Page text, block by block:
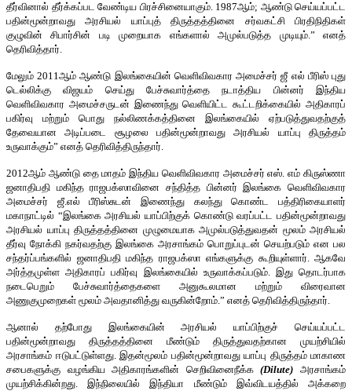
தீர்வினால் தீர்க்கப்பட வேண்டிய பிரச்சினையாகும். 1987ஆம்; ஆண்டு செய்யப்பட்ட
பதின்மூன்றாவது அரசியல் யாப்புத் திருத்தத்தினை சர்வகட்சி பிரதிநிதிகள்
குழுவின் சிபார்சின் படி முறையாக எங்களால் அமுல்படுத்த முடியும்.” எனத்
தெரிவித்தார்.
மேலும் 2011ஆம் ஆண்டு இலங்கையின் வெளிவிவகார அமைச்சர் ஜீ எல் பீரிஸ் புது
டெல்லிக்கு விஜயம் செய்து பேச்சுவார்த்தை நடாத்திய பின்னர் இந்திய
வெளிவிவகார அமைச்சருடன் இணைந்து வெளியிட்ட கூட்டறிக்கையில் அதிகாரப்
பகிர்வு மற்றும் பொது நல்லிணக்கத்தினை இலங்கையில் ஏற்படுத்துவதற்குத்
தேவையான அடிப்படை சூழலை பதின்மூன்றாவது அரசியல் யாப்பு திருத்தம்
உருவாக்கும்” எனத் தெரிவித்திருந்தார்.
2012ஆம் ஆண்டு தை மாதம் இந்திய வெளிவிவகார அமைச்சர் எஸ். எம் கிருஸ்ணா
ஜனாதிபதி மகிந்த ராஜபக்ஸாவினை சந்தித்த பின்னர் இலங்கை வெளிவிவகார
அமைச்சர் ஜீ.எல் பீரிஸ்சுடன் இணைந்து கலந்து கொண்ட பத்திரிகையாளர்
மகாநாட்டில் “இலங்கை அரசியல் யாப்பிற்குக் கொண்டு வரப்பட்ட பதின்மூன்றாவது
அரசியல் யாப்பு திருத்தத்தினை முழுமையாக அமுல்படுத்துவதன் மூலம் அரசியல்
தீர்வு நோக்கி நகர்வதற்கு இலங்கை அரசாங்கம் பொறுப்புடன் செயற்படும் என பல
சந்தர்ப்பங்களில் ஜனாதிபதி மகிந்த ராஜபக்ஸா எங்களுக்கு கூறியுள்ளார். ஆகவே
அர்த்தமுள்ள அதிகாரப் பகிர்வு இலங்கையில் உருவாக்கப்படும். இது தொடர்பாக
நடைபெறும் பேச்சுவார்த்தைகளை அனுகூலமான மற்றும் விரைவான
அணுகுமுறைகள் மூலம் அவதானித்து வருகின்றோம்.” எனத் தெரிவித்திருந்தார்.
ஆனால் தற்போது இலங்கையின் அரசியல் யாப்பிற்குச் செய்யப்பட்ட
பதின்மூன்றாவது திருத்தத்தினை மீண்டும் திருத்துவதற்கான முயற்சியில்
அரசாங்கம் ஈடுபட்டுள்ளது. இதன்மூலம் பதின்மூன்றாவது யாப்பு திருத்தம் மாகாண
சபைகளுக்கு வழங்கிய அதிகாரங்களின் செறிவினைநீக்க(Dilute)
அரசாங்கம்
முயற்சிக்கின்றது. இந்நிலையில் இந்தியா மீண்டும் இவ்விடயத்தில் அக்கறை